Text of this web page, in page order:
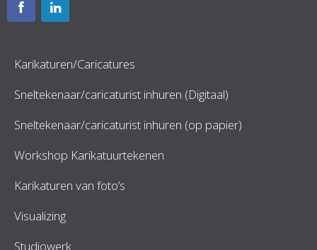
Karikaturen/Caricatures
Sneltekenaar/caricaturist inhuren (Digitaal)
Sneltekenaar/caricaturist inhuren (op papier)
Workshop Karikatuurtekenen
Karikaturen van foto’s
Visualizing
Studiowerk